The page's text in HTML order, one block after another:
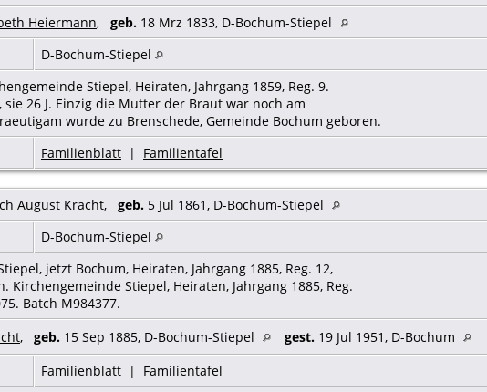
Heiermann, geb. 18 Mrz 1833, D-Bochum-Stiepel
D-Bochum-Stiepel
Stiepel, Heiraten, Jahrgang 1859, Reg. 9.
sie 26 J. Einzig die Mutter der Braut war noch am
wurde zu Brenschede, Gemeinde Bochum geboren.
Familienblatt | Familientafel
August Kracht, geb. 5 Jul 1861, D-Bochum-Stiepel
D-Bochum-Stiepel
jetzt Bochum, Heiraten, Jahrgang 1885, Reg. 12,
Kirchengemeinde Stiepel, Heiraten, Jahrgang 1885, Reg.
Batch M984377.
, geb. 15 Sep 1885, D-Bochum-Stiepel gest. 19 Jul 1951, D-Bochum
Familienblatt | Familientafel